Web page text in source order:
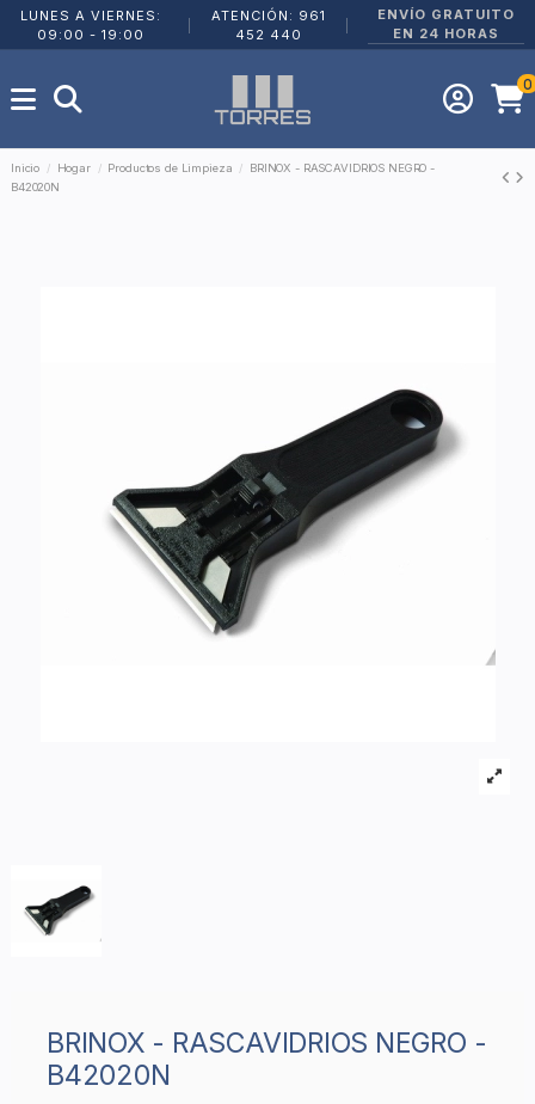
LUNES A VIERNES:
09:00 - 19:00
ATENCIÓN: 961
452 440
ENVÍO GRATUITO
EN 24 HORAS
0
Inicio Hogar Productos de Limpieza
BRINOX - RASCAVIDRIOS NEGRO -
B42020N
BRINOX - RASCAVIDRIOS NEGRO -
B42020N